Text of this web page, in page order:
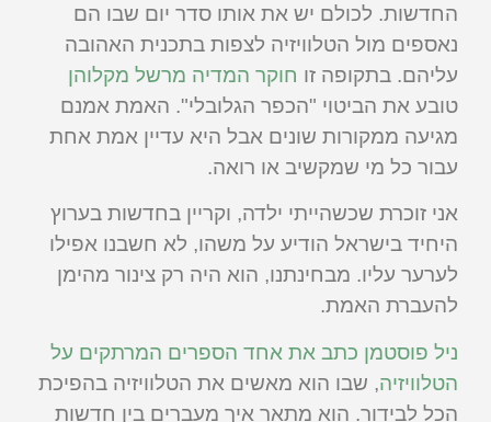
החדשות. לכולם יש את אותו סדר יום שבו הם
נאספים מול הטלוויזיה לצפות בתכנית האהובה
עליהם. בתקופה זו חוקר המדיה מרשל מקלוהן
טובע את הביטוי "הכפר הגלובלי". האמת אמנם
מגיעה ממקורות שונים אבל היא עדיין אמת אחת
עבור כל מי שמקשיב או רואה.
אני זוכרת שכשהייתי ילדה, וקריין בחדשות בערוץ
היחיד בישראל הודיע על משהו, לא חשבנו אפילו
לערער עליו. מבחינתנו, הוא היה רק צינור מהימן
להעברת האמת.
ניל פוסטמן כתב את אחד הספרים המרתקים על
הטלוויזיה, שבו הוא מאשים את הטלוויזיה בהפיכת
הכל לבידור. הוא מתאר איך מעברים בין חדשות